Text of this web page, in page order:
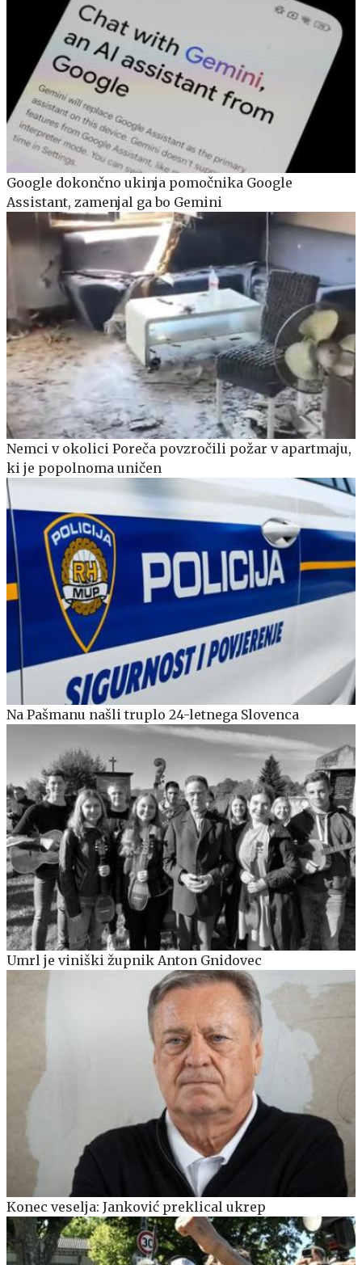
Google dokončno ukinja pomočnika Google
Assistant, zamenjal ga bo Gemini
Nemci v okolici Poreča povzročili požar v apartmaju,
ki je popolnoma uničen
Na Pašmanu našli truplo 24-letnega Slovenca
Umrl je viniški župnik Anton Gnidovec
Konec veselja: Janković preklical ukrep